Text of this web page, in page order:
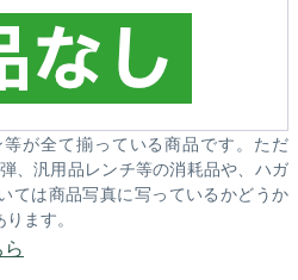
が全て揃っている商品です。ただ
、汎用品レンチ等の消耗品や、ハガ
ては商品写真に写っているかどうか
ます。